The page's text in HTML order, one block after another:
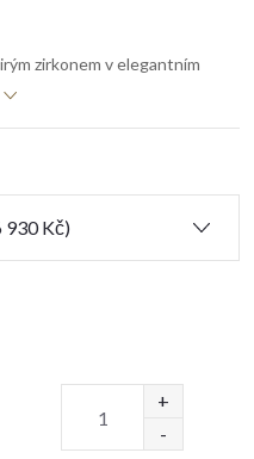
zirkonem v elegantním